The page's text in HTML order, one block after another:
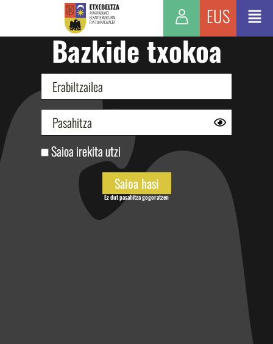
EUS
Bazkide txokoa
Saioa irekita utzi
Ez dut pasahitza gogoratzen